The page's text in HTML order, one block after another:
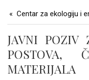
Centar za ekologiju i
JAVNI POZIV
POSTOVA,
MATERIJALA